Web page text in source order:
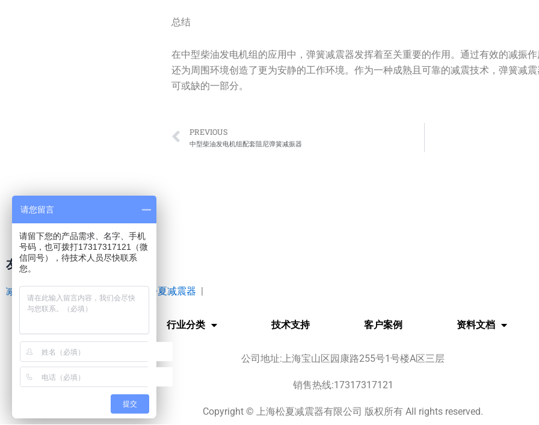
总结
在中型柴油发电机组的应用中，弹簧减震器发挥着至关重要的作用。通过有效的减振
还为周围环境创造了更为安静的工作环境。作为一种成熟且可靠的减震技术，弹簧减
可或缺的一部分。
Prev
PREVIOUS
中型柴油发电机组配套阻尼弹簧减振器
友情链接
减震器 松夏减震器 |
行业分类 技术支持 客户案例 资料文档
公司地址:上海宝山区园康路255号1号楼A区三层
销售热线:17317317121
Copyright © 上海松夏减震器有限公司 版权所有 All rights reserved.
请您留言
请留下您的产品需求、名字、手机
号码，也可拨打17317317121（微
信同号），待技术人员尽快联系
您。
提交